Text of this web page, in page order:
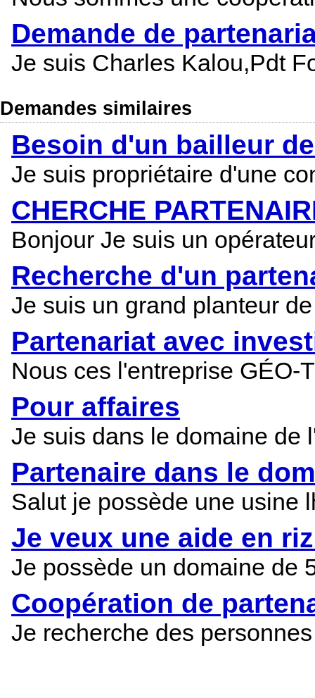
Demande de
Je suis Charles Kalou,Pdt
Demandes similaires
Besoin d'un bailleur
Je suis propriétaire d'une
CHERCHE
Bonjour Je suis un
Recherche d'un
Je suis un grand planteur
Partenariat avec
Nous ces l'entreprise GÉO-
Pour affaires
Je suis dans le domaine de
Partenaire dans le
Salut je possède une usine
Je veux une aide en
Je possède un domaine de
Coopération de
Je recherche des